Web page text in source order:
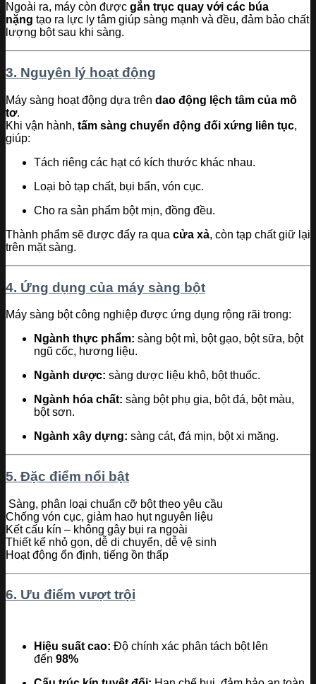
Ngoài ra, máy còn được gắn trục quay với các búa
nặng tạo ra lực ly tâm giúp sàng mạnh và đều, đảm bảo chất
lượng bột sau khi sàng.
3. Nguyên lý hoạt động
Máy sàng hoạt động dựa trên dao động lệch tâm của mô
tơ.
Khi vận hành, tấm sàng chuyển động đối xứng liên tục,
giúp:
Tách riêng các hạt có kích thước khác nhau.
Loại bỏ tạp chất, bụi bẩn, vón cục.
Cho ra sản phẩm bột mịn, đồng đều.
Thành phẩm sẽ được đẩy ra qua cửa xả, còn tạp chất giữ lại
trên mặt sàng.
4. Ứng dụng của máy sàng bột
Máy sàng bột công nghiệp được ứng dụng rộng rãi trong:
Ngành thực phẩm: sàng bột mì, bột gạo, bột sữa, bột
ngũ cốc, hương liệu.
Ngành dược: sàng dược liệu khô, bột thuốc.
Ngành hóa chất: sàng bột phụ gia, bột đá, bột màu,
bột sơn.
Ngành xây dựng: sàng cát, đá mịn, bột xi măng.
5. Đặc điểm nổi bật
Sàng, phân loại chuẩn cỡ bột theo yêu cầu
Chống vón cục, giảm hao hụt nguyên liệu
Kết cấu kín – không gây bụi ra ngoài
Thiết kế nhỏ gọn, dễ di chuyển, dễ vệ sinh
Hoạt động ổn định, tiếng ồn thấp
6. Ưu điểm vượt trội
Hiệu suất cao: Độ chính xác phân tách bột lên
đến 98%